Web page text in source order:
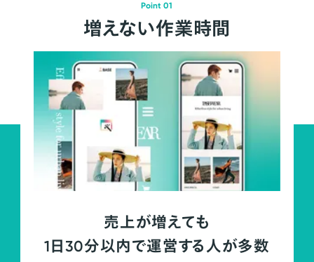
Point 01
増えない作業時間
売上が増えても
1日30分以内で運営する人が多数